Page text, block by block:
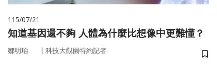
115/07/21
知道基因還不夠 人體為什麼比想像中更難懂？
鄒明珆 ｜ 科技大觀園特約記者
儲